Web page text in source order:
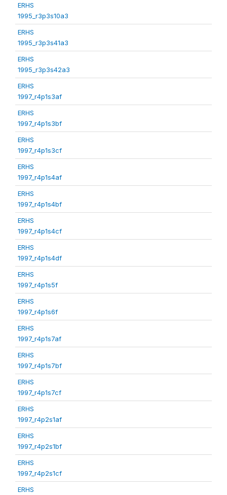
ERHS
1995_r3p3s10a3
ERHS
1995_r3p3s41a3
ERHS
1995_r3p3s42a3
ERHS
1997_r4p1s3af
ERHS
1997_r4p1s3bf
ERHS
1997_r4p1s3cf
ERHS
1997_r4p1s4af
ERHS
1997_r4p1s4bf
ERHS
1997_r4p1s4cf
ERHS
1997_r4p1s4df
ERHS
1997_r4p1s5f
ERHS
1997_r4p1s6f
ERHS
1997_r4p1s7af
ERHS
1997_r4p1s7bf
ERHS
1997_r4p1s7cf
ERHS
1997_r4p2s1af
ERHS
1997_r4p2s1bf
ERHS
1997_r4p2s1cf
ERHS